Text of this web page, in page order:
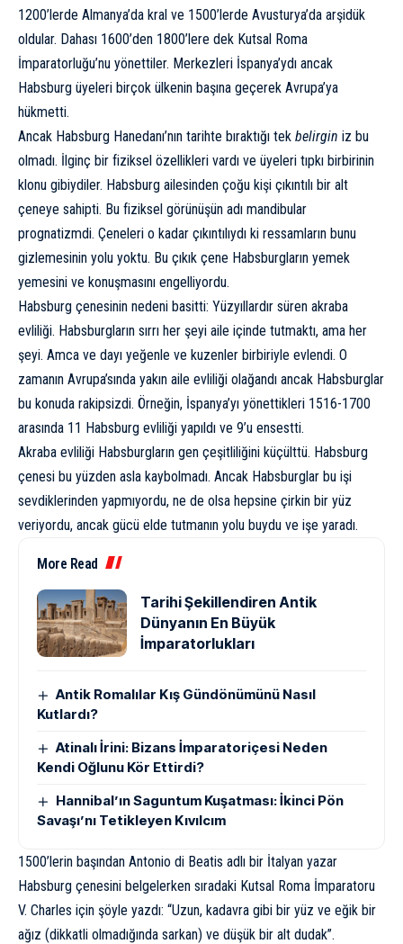
1200’lerde Almanya’da kral ve 1500’lerde Avusturya’da arşidük
oldular. Dahası 1600’den 1800’lere dek Kutsal Roma
İmparatorluğu’nu yönettiler. Merkezleri İspanya’ydı ancak
Habsburg üyeleri birçok ülkenin başına geçerek Avrupa’ya
hükmetti.
Ancak Habsburg Hanedanı’nın tarihte bıraktığı tek belirgin iz bu
olmadı. İlginç bir fiziksel özellikleri vardı ve üyeleri tıpkı birbirinin
klonu gibiydiler. Habsburg ailesinden çoğu kişi çıkıntılı bir alt
çeneye sahipti. Bu fiziksel görünüşün adı mandibular
prognatizmdi. Çeneleri o kadar çıkıntılıydı ki ressamların bunu
gizlemesinin yolu yoktu. Bu çıkık çene Habsburgların yemek
yemesini ve konuşmasını engelliyordu.
Habsburg çenesinin nedeni basitti: Yüzyıllardır süren akraba
evliliği. Habsburgların sırrı her şeyi aile içinde tutmaktı, ama her
şeyi. Amca ve dayı yeğenle ve kuzenler birbiriyle evlendi. O
zamanın Avrupa’sında yakın aile evliliği olağandı ancak Habsburglar
bu konuda rakipsizdi. Örneğin, İspanya’yı yönettikleri 1516-1700
arasında 11 Habsburg evliliği yapıldı ve 9’u ensestti.
Akraba evliliği Habsburgların gen çeşitliliğini küçülttü. Habsburg
çenesi bu yüzden asla kaybolmadı. Ancak Habsburglar bu işi
sevdiklerinden yapmıyordu, ne de olsa hepsine çirkin bir yüz
veriyordu, ancak gücü elde tutmanın yolu buydu ve işe yaradı.
More Read
Tarihi Şekillendiren Antik
Dünyanın En Büyük
İmparatorlukları
Antik Romalılar Kış Gündönümünü Nasıl
Kutlardı?
Atinalı İrini: Bizans İmparatoriçesi Neden
Kendi Oğlunu Kör Ettirdi?
Hannibal’ın Saguntum Kuşatması: İkinci Pön
Savaşı’nı Tetikleyen Kıvılcım
1500’lerin başından Antonio di Beatis adlı bir İtalyan yazar
Habsburg çenesini belgelerken sıradaki Kutsal Roma İmparatoru
V. Charles için şöyle yazdı: “Uzun, kadavra gibi bir yüz ve eğik bir
ağız (dikkatli olmadığında sarkan) ve düşük bir alt dudak”.